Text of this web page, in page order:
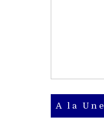
A la Une